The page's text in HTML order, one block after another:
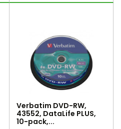
Verbatim DVD-RW,
43552, DataLife PLUS,
10-pack,...